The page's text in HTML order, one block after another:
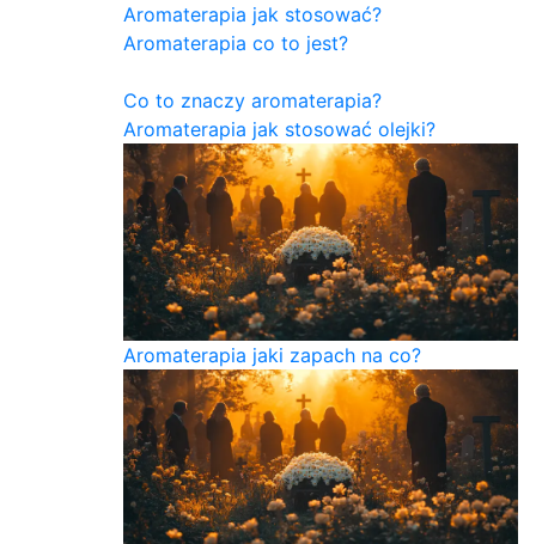
Aromaterapia jak stosować?
Aromaterapia co to jest?
Co to znaczy aromaterapia?
Aromaterapia jak stosować olejki?
Aromaterapia jaki zapach na co?